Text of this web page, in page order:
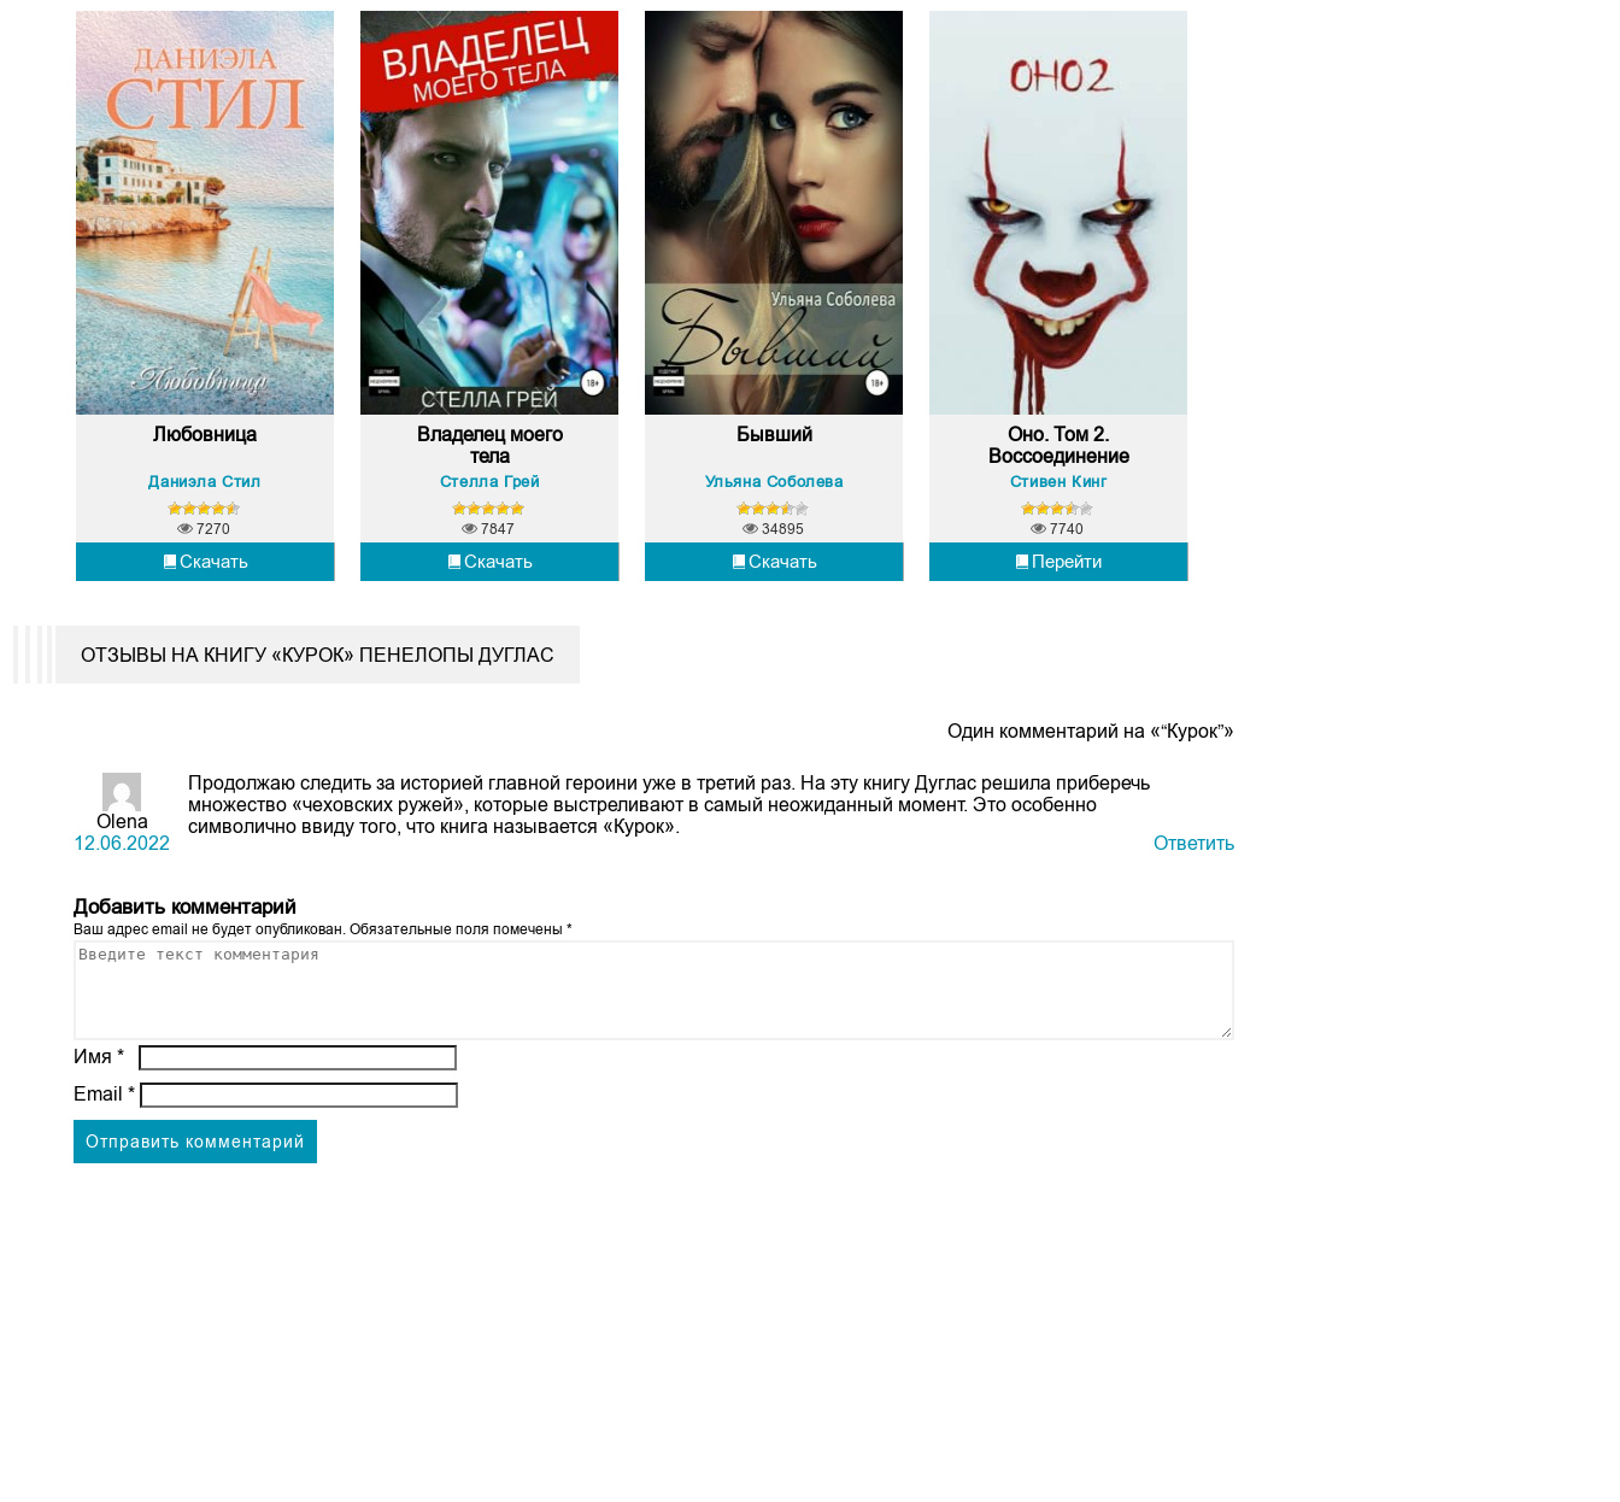
Любовница
Даниэла Стил
Скачать
7270
Владелец моего
тела
Стелла Грей
Скачать
7847
Бывший
Ульяна Соболева
Скачать
34895
Оно. Том 2.
Воссоединение
Стивен Кинг
Перейти
7740
ОТЗЫВЫ НА КНИГУ «КУРОК» ПЕНЕЛОПЫ ДУГЛАС
Один комментарий на «“Курок”»
Olena
12.06.2022
Продолжаю следить за историей главной героини уже в третий раз. На эту книгу Дуглас решила приберечь
множество «чеховских ружей», которые выстреливают в самый неожиданный момент. Это особенно
символично ввиду того, что книга называется «Курок».
Ответить
Добавить комментарий
Ваш адрес email не будет опубликован. Обязательные поля помечены*
Имя*
Email*